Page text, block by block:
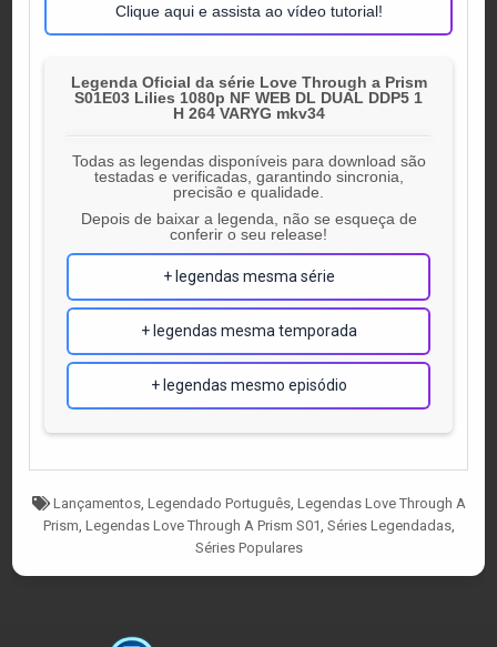
Clique aqui e assista ao vídeo tutorial!
Legenda Oficial da série Love Through a Prism
S01E03 Lilies 1080p NF WEB DL DUAL DDP5 1
H 264 VARYG mkv34
Todas as legendas disponíveis para download são
testadas e verificadas, garantindo sincronia,
precisão e qualidade.
Depois de baixar a legenda, não se esqueça de
conferir o seu release!
+ legendas mesma série
+ legendas mesma temporada
+ legendas mesmo episódio
Tagged
Lançamentos, Legendado Português, Legendas Love Through A
Prism Legendas Love Through A Prism S01 Séries Legendadas,
Séries Populares